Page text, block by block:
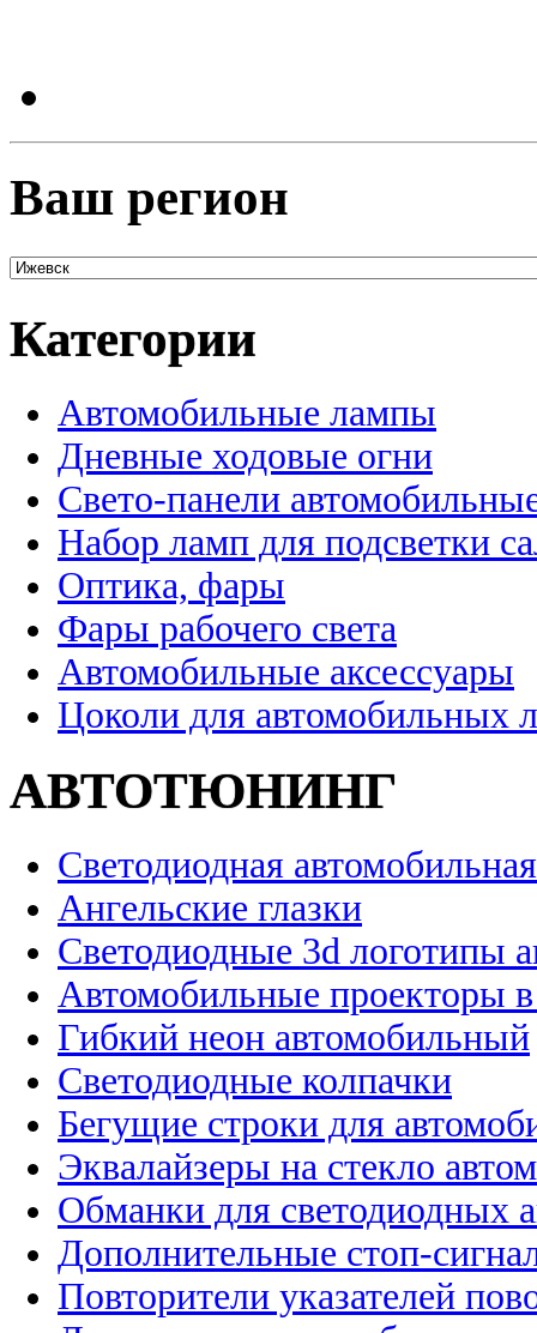
Ваш регион
Категории
Автомобильные лампы
Дневные ходовые огни
Свето-панели
Набор ламп для подсветки
Оптика, фары
Фары рабочего света
Автомобильные аксессуары
Цоколи для автомобильных
АВТОТЮНИНГ
Светодиодная
Ангельские глазки
Светодиодные 3d логотипы
Автомобильные проекторы
Гибкий неон автомобильный
Светодиодные колпачки
Бегущие строки для
Эквалайзеры на стекло
Обманки для светодиодных
Дополнительные стоп-
Повторители указателей